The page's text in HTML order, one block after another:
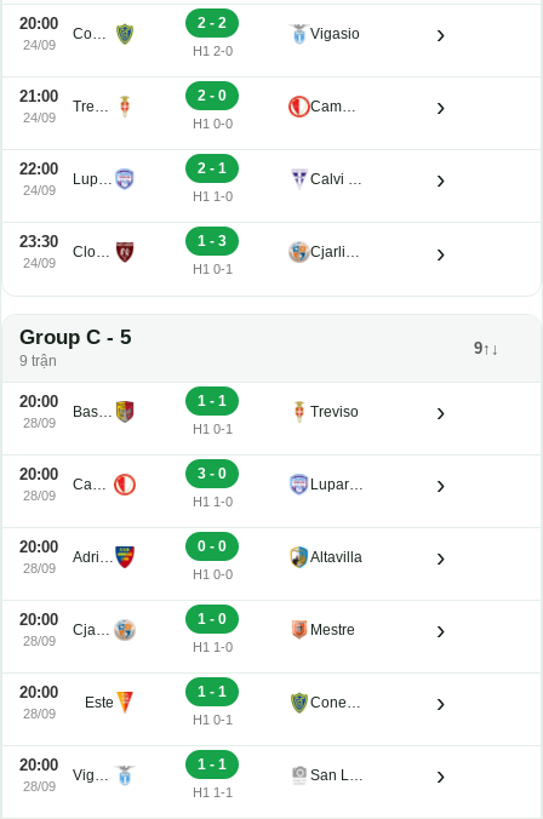
20:00
24/09
Conegliano
2 - 2
H1 2-0
Vigasio ›
21:00
24/09
Treviso
2 - 0
H1 0-0
Campodarsego ›
22:00
24/09
Luparense
2 - 1
H1 1-0
Calvi Noale ›
23:30
24/09
Clodiense
1 - 3
H1 0-1
Cjarlins Muzane ›
Group C - 5
9 trận
9↑↓
20:00
28/09
Bassano Virtus
1 - 1
H1 0-1
Treviso ›
20:00
28/09
Campodarsego
3 - 0
H1 1-0
Luparense ›
20:00
28/09
Adriese
0 - 0
H1 0-0
Altavilla ›
20:00
28/09
Cjarlins Muzane
1 - 0
H1 1-0
Mestre ›
20:00
28/09
Este
1 - 1
H1 0-1
Conegliano ›
20:00
28/09
Vigasio
1 - 1
H1 1-1
San Luigi ›